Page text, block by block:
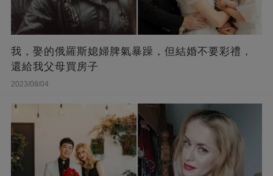
我，娶的俄羅斯媳婦脾氣暴躁，但結婚不要彩禮，
還給我父母買房子
2023/08/04